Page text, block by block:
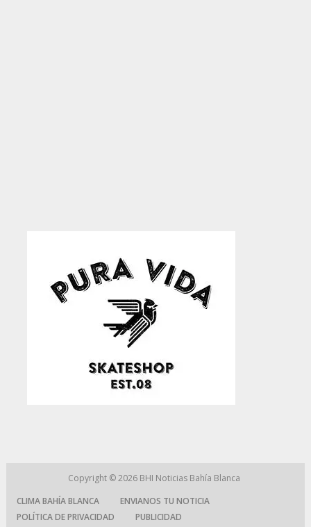
Copyright © 2026 BHI Noticias Bahía Blanca
CLIMA BAHÍA BLANCA
ENVIANOS TU NOTICIA
POLÍTICA DE PRIVACIDAD
PUBLICIDAD